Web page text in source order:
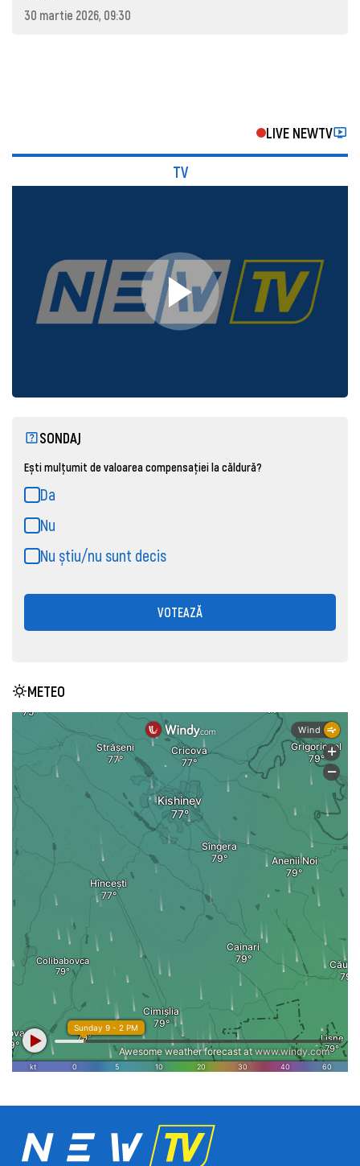
30 martie 2026, 09:30
LIVE NEWTV
TV
SONDAJ
Ești mulțumit de valoarea compensației la căldură?
Da
Nu
Nu știu/nu sunt decis
VOTEAZĂ
METEO